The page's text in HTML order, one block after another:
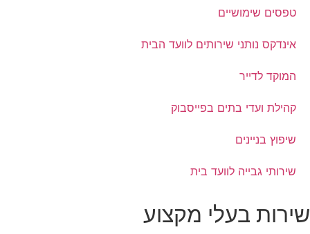
טפסים שימושיים
אינדקס נותני שירותים לוועד הבית
המוקד לדייר
קהילת ועדי בתים בפייסבוק
שיפוץ בניינים
שירותי גבייה לוועד בית
בעלי מקצוע